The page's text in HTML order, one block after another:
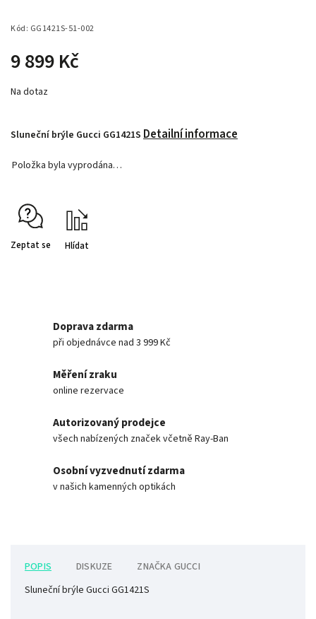
Kód: GG1421S-51-002
9 899 Kč
Na dotaz
Sluneční brýle Gucci GG1421S Detailní informace
Položka byla vyprodána…
Zeptat se Hlídat
Doprava zdarma
při objednávce nad 3 999 Kč
Měření zraku
online rezervace
Autorizovaný prodejce
všech nabízených značek včetně Ray-Ban
Osobní vyzvednutí zdarma
v našich kamenných optikách
POPIS DISKUZE ZNAČKA GUCCI
Sluneční brýle Gucci GG1421S